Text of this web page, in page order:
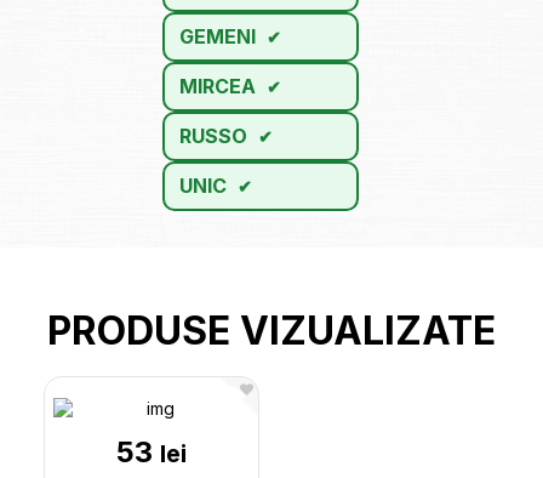
GEMENI
MIRCEA
RUSSO
UNIC
PRODUSE VIZUALIZATE
53 lei